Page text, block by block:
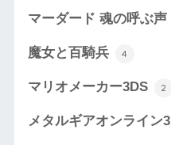
マーダード 魂の呼ぶ声
魔女と百騎兵 4
マリオメーカー3DS 2
メタルギアオンライン3